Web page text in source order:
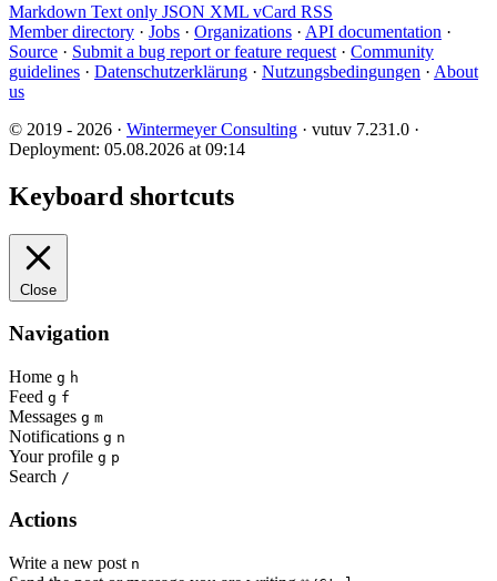
Markdown Text only JSON XML vCard RSS
Member directory · Jobs · Organizations · API documentation ·
Source · Submit a bug report or feature request · Community
guidelines · Datenschutzerklärung · Nutzungsbedingungen · About
us
© 2019 - 2026 · Wintermeyer Consulting · vutuv 7.231.0 ·
Deployment: 05.08.2026 at 09:14
Keyboard shortcuts
Close
Navigation
Home g h
Feed g f
Messages g m
Notifications g n
Your profile g p
Search /
Actions
Write a new post n